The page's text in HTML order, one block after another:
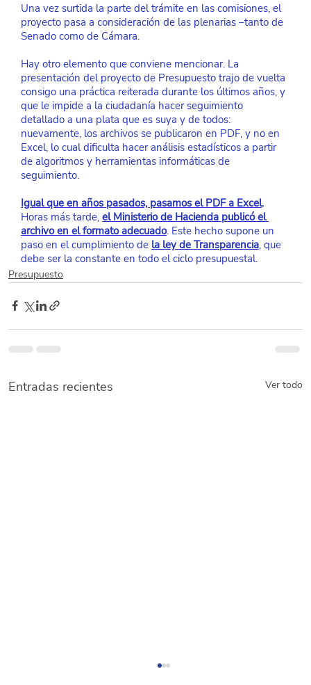
Una vez surtida la parte del trámite en las comisiones, el
proyecto pasa a consideración de las plenarias –tanto de
Senado como de Cámara.
Hay otro elemento que conviene mencionar. La
presentación del proyecto de Presupuesto trajo de vuelta
consigo una práctica reiterada durante los últimos años, y
que le impide a la ciudadanía hacer seguimiento
detallado a una plata que es suya y de todos:
nuevamente, los archivos se publicaron en PDF, y no en
Excel, lo cual dificulta hacer análisis estadísticos a partir
de algoritmos y herramientas informáticas de
seguimiento.
Igual que en años pasados, pasamos el PDF a Excel.
Horas más tarde, el Ministerio de Hacienda publicó el
archivo en el formato adecuado. Este hecho supone un
paso en el cumplimiento de la ley de Transparencia, que
debe ser la constante en todo el ciclo presupuestal.
Presupuesto
Entradas recientes Ver todo